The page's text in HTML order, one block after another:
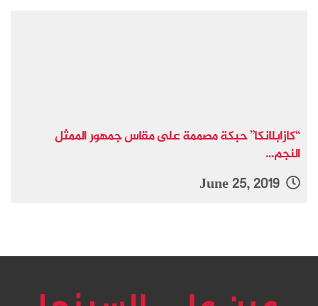
“كازابلانكا” حبكة مصممة على مقاس جمهور الممثل
النجم...
June 25, 2019